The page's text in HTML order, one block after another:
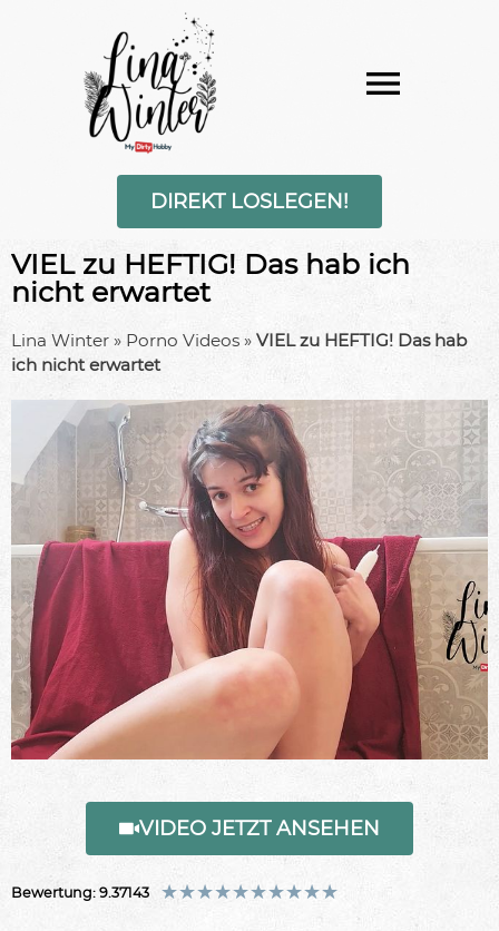
DIREKT LOSLEGEN!
VIEL zu HEFTIG! Das hab ich
nicht erwartet
Lina Winter » Porno Videos » VIEL zu HEFTIG! Das hab
ich nicht erwartet
VIDEO JETZT ANSEHEN
Bewertung: 9.37143 ★★★★★★★★★★